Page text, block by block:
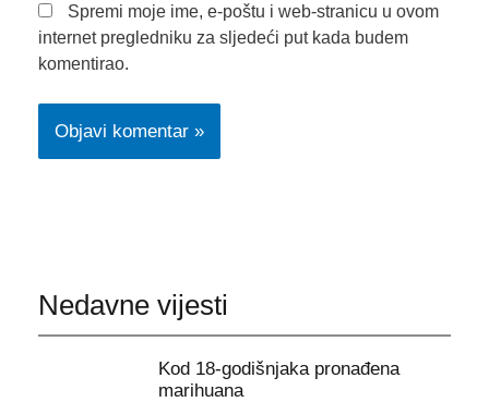
Spremi moje ime, e-poštu i web-stranicu u ovom
internet pregledniku za sljedeći put kada budem
komentirao.
Nedavne vijesti
Kod 18-godišnjaka pronađena
marihuana